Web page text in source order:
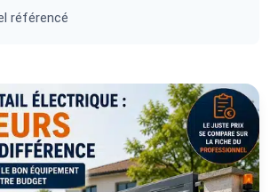
référencé